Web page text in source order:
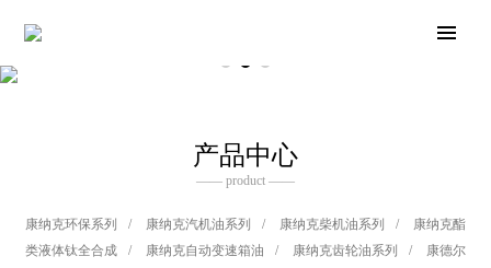
产品中心
—— product ——
康纳克环保系列 / 康纳克汽机油系列 / 康纳克柴机油系列 /
康纳克酯
类液体钛全合成
/ 康纳克自动变速箱油 / 康纳克齿轮油系列 /
康德尔